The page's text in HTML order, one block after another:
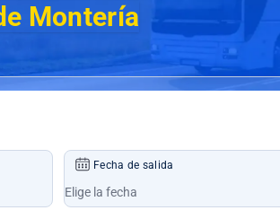
Montería
Fecha de salida